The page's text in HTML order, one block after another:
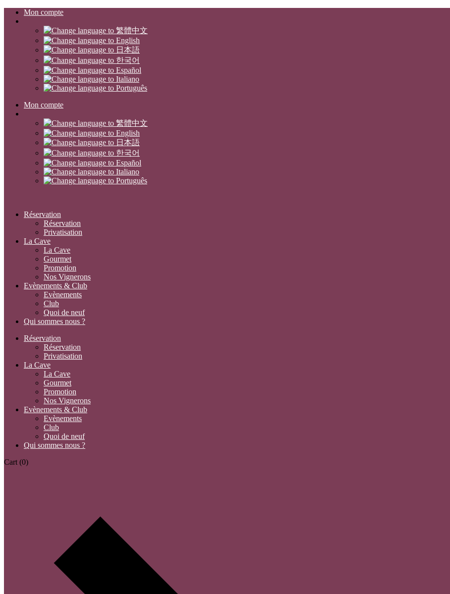
Mon compte
Mon compte
Réservation
Réservation
Privatisation
La Cave
La Cave
Gourmet
Promotion
Nos Vignerons
Evènements & Club
Evènements
Club
Quoi de neuf
Qui sommes nous ?
Réservation
Réservation
Privatisation
La Cave
La Cave
Gourmet
Promotion
Nos Vignerons
Evènements & Club
Evènements
Club
Quoi de neuf
Qui sommes nous ?
Cart (0)